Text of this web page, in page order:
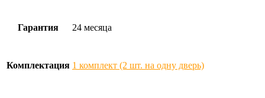
Гарантия 24 месяца
Комплектация 1 комплект (2 шт. на одну дверь)